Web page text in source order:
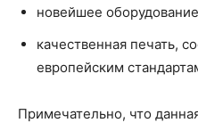
новейшее
качественная печать,
европейским
Примечательно, что